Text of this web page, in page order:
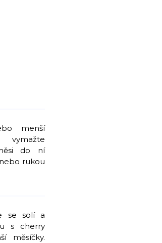
menší
vymažte
do ní
rukou
se solí a
s cherry
měsíčky.